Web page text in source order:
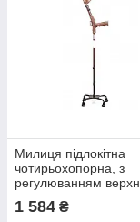
Милиця підлокітна
чотирьохопорна, з
регулюванням
Трейд НТ-02-017
1 584 ₴